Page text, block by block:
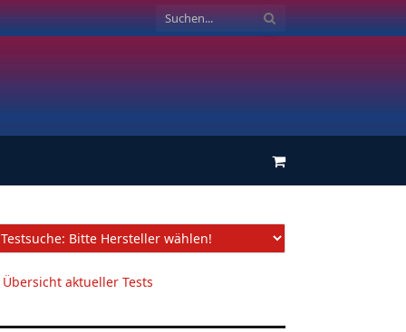
Einkaufswagen
Übersicht aktueller Tests